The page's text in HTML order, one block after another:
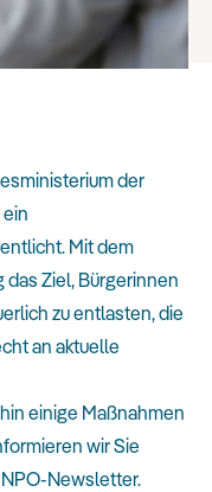
der
Mit dem
Ziel, Bürgerinnen
zu entlasten, die
an aktuelle
einige Maßnahmen
wir Sie
Newsletter.